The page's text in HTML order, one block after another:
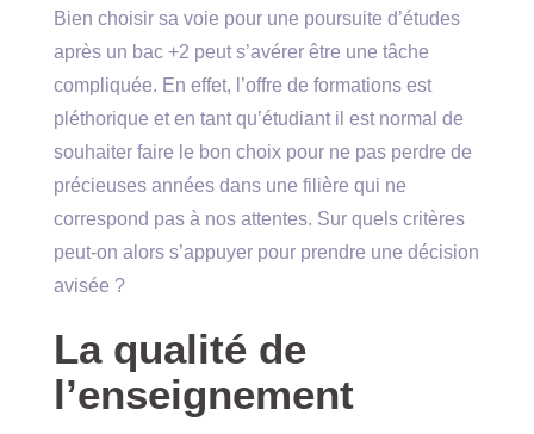
Bien choisir sa voie pour une poursuite d’études
après un bac +2 peut s’avérer être une tâche
compliquée. En effet, l’offre de formations est
pléthorique et en tant qu’étudiant il est normal de
souhaiter faire le bon choix pour ne pas perdre de
précieuses années dans une filière qui ne
correspond pas à nos attentes. Sur quels critères
peut-on alors s’appuyer pour prendre une décision
avisée ?
La qualité de
l’enseignement